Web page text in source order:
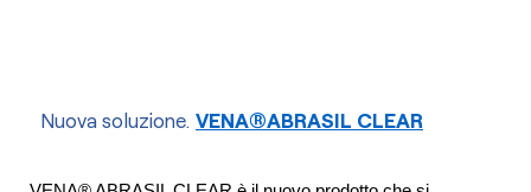
Nuova soluzione. VENA®ABRASIL CLEAR